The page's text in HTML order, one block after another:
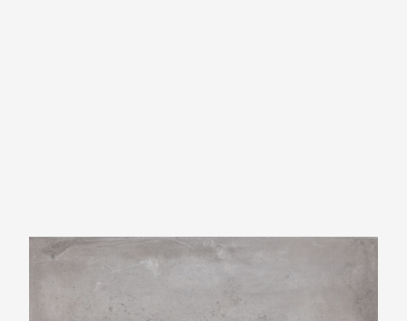
Beste Koop 600X600 Icon Smoke